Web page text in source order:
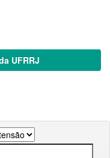
UFRRJ